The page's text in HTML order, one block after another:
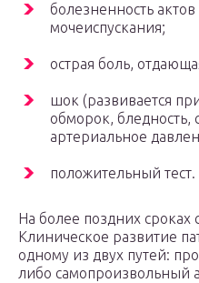
болезненность
мочеиспускания;
острая боль,
шок (развивается
обморок, бледность,
артериальное
положительный тест.
На более поздних сроках
Клиническое развитие
одному из двух путей:
либо самопроизвольный